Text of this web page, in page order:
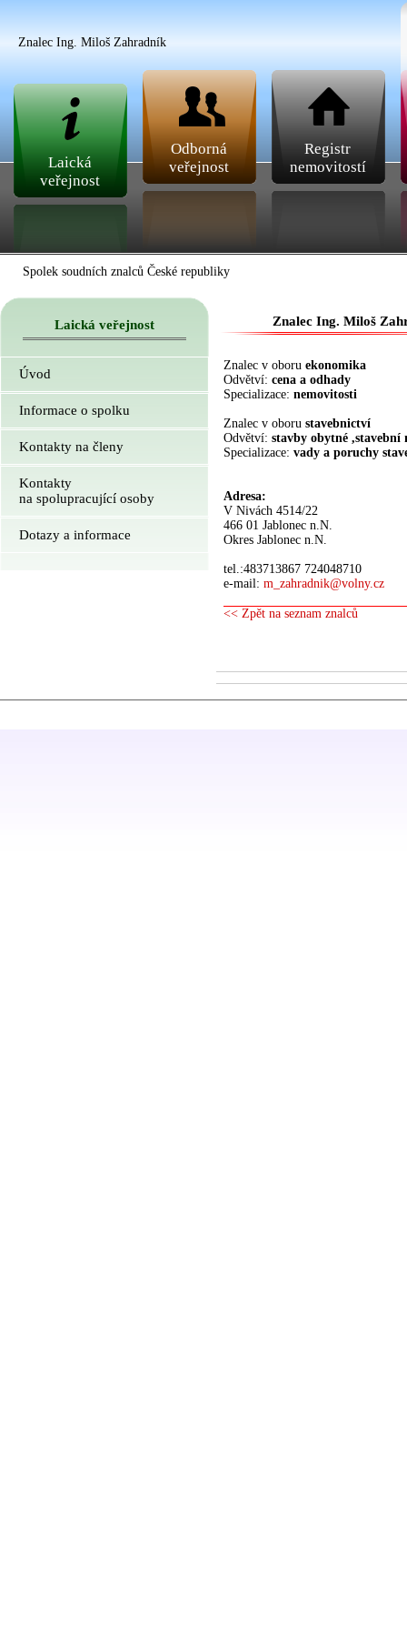
Znalec Ing. Miloš Zahradník
Laická
veřejnost
Odborná
veřejnost
Registr
nemovitostí
Spolek soudních znalců České republiky
Znalec Ing. Miloš
Znalec v oboru ekonomika
Odvětví: cena a odhady
Specializace: nemovitosti
Znalec v oboru stavebnictví
Odvětví: stavby obytné ,stavební
Specializace: vady a poruchy
Adresa:
V Nivách 4514/22
466 01 Jablonec n.N.
Okres Jablonec n.N.
tel.:483713867 724048710
e-mail: m_zahradnik@volny.cz
<< Zpět na seznam znalců
Laická veřejnost
Úvod
Informace o spolku
Kontakty na členy
Kontakty
na spolupracující osoby
Dotazy a informace